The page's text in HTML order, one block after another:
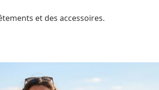
et des accessoires.